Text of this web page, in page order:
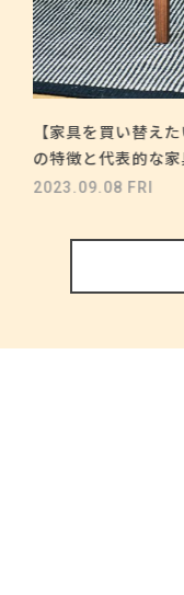
【家具を買い替え
の特徴と代表的な
2023.09.08 FRI